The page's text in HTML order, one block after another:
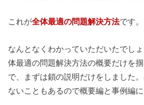
これが全体最適の問題解決方法です。
なんとなくわかっていただいたでし
体最適の問題解決方法の概要だけを
で、まずは鎖の説明だけをしました
ないこともあるので概要編と事例編に